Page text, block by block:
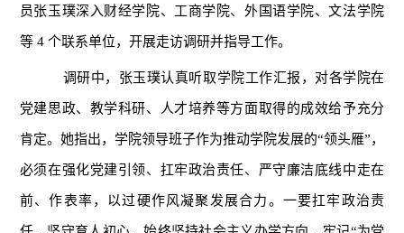
员张玉璞深入财经学院、工商学院、外国语学院、文法学院
等 4 个联系单位，开展走访调研并指导工作。
调研中，张玉璞认真听取学院工作汇报，对各学院在
党建思政、教学科研、人才培养等方面取得的成效给予充分
肯定。她指出，学院领导班子作为推动学院发展的“领头雁”，
必须在强化党建引领、扛牢政治责任、严守廉洁底线中走在
前、作表率，以过硬作风凝聚发展合力。一要扛牢政治责